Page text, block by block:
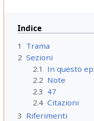
Indice
1
Trama
2 Sezioni
2.1
In questo
2.2 Note
2.3 47
2.4 Citazioni
3 Riferimenti